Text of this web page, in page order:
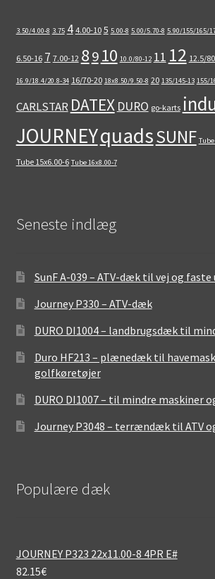
3.50/4.00-8 3.75 4 4.00-10 5 5.00-8 5.00/5.70-8 5.90/155/165/
6.50-16 7 7.00-12 89 10 10.0/80-12 11 12 12.5/
16.9/18.4/20.8-34 16/70-20 18x8.50/9.50-8 20 135/145-13 155/
CARLSTAR DATEX DURO go-karts
JOURNEYquadsSUNF
Tube 15x6.00-6 Tube 16x8.00-7
Seneste indlæg
SunF A-039 – ATV-dæk til vej og faste
Journey P330 – ATV-dæk
DURO DI1004 – landbrugsdæk til
Duro HF213 – plænedæk til
golfkøretøjer
DURO DI1007 – til mindre maskiner
Journey P3048 – terrændæk til ATV
Populære dæk
JOURNEY P323 22x11.00-8 4PR E#
82.15€